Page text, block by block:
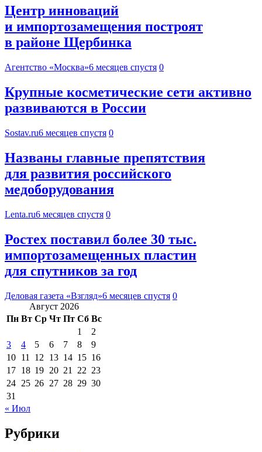
Центр инноваций
и импортозамещения построят
в районе Щербинка
Агентство «Москва»6 месяцев спустя 0
Крупные косметические сети активно
развиваются в России
Sostav.ru6 месяцев спустя 0
Названы главные препятствия
для развития российского
медоборудования
Lenta.ru6 месяцев спустя 0
Ростех поставил более 30 тыс.
импортозамещенных пластин
для спутников за год
Деловая газета «Взгляд»6 месяцев спустя 0
Август 2026
Пн Вт Ср Чт Пт Сб Вс
1
2
3
4 5 6 7 8
9
10 11 12 13 14 15 16
17 18 19 20 21 22 23
24 25 26 27 28 29 30
31
« Июл
Рубрики